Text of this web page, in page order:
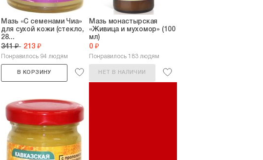
Мазь «С семенами Чиа»
для сухой кожи (стекло,
28...
341 ₽ 213 ₽
Понравилось 94 людям
В КОРЗИНУ
Мазь монастырская
«Живица и мухомор» (100
мл)
0 ₽
Понравилось 183 людям
НЕТ В НАЛИЧИИ